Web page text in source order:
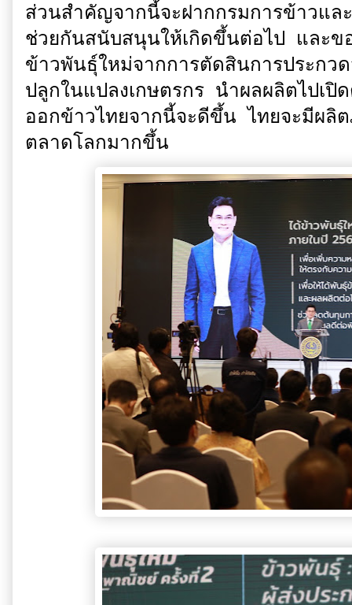
ส่วนสำคัญจากนี้จะฝากกรมการข้าวแล
ช่วยกันสนับสนุนให้เกิดขึ้นต่อไป และข
ข้าวพันธุ์ใหม่จากการตัดสินการประกว
ปลูกในแปลงเกษตรกร นำผลผลิตไปเ
ออกข้าวไทยจากนี้จะดีขึ้น ไทยจะมีผ
ตลาดโลกมากขึ้น